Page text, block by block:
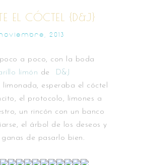
EL CÓCTEL {D&J}
2013
a poco, con la boda
limón de
D&J
limonada, esperaba el cóctel
el protocolo, limones a
un rincón con un banco
el árbol de los deseos y
ganas de pasarlo bien.